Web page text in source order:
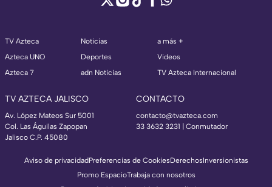
TV Azteca
Azteca UNO
Azteca 7
Noticias
Deportes
adn Noticias
a más +
Videos
TV Azteca Internacional
TV AZTECA JALISCO
Av. López Mateos Sur 5001
Col. Las Águilas Zapopan
Jalisco C.P. 45080
CONTACTO
contacto@tvazteca.com
33 3632 3231 | Conmutador
Aviso de privacidadPreferencias de CookiesDerechosInversionistas
Promo EspacioTrabaja con nosotros